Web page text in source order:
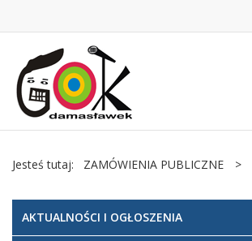
Jesteś tutaj: ZAMÓWIENIA PUBLICZNE >
AKTUALNOŚCI I OGŁOSZENIA